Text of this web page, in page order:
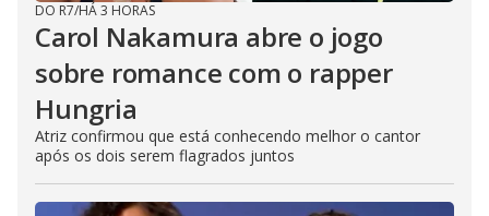
DO R7/HÁ 3 HORAS
Carol Nakamura abre o jogo
sobre romance com o rapper
Hungria
Atriz confirmou que está conhecendo melhor o cantor
após os dois serem flagrados juntos